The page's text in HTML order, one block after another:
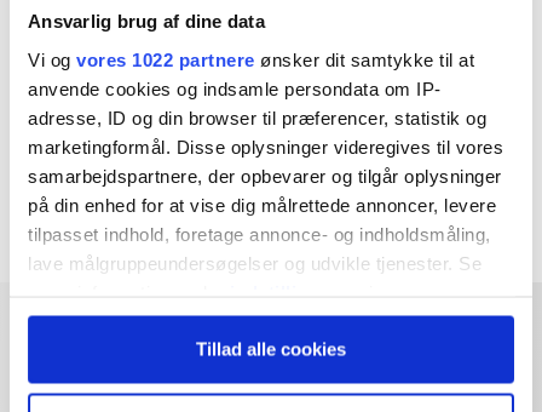
Ansvarlig brug af dine data
Vi og vores 1022 partnere ønsker dit samtykke til at
anvende cookies og indsamle persondata om IP-
adresse, ID og din browser til præferencer, statistik og
marketingformål. Disse oplysninger videregives til vores
samarbejdspartnere, der opbevarer og tilgår oplysninger
på din enhed for at vise dig målrettede annoncer, levere
tilpasset indhold, foretage annonce- og indholdsmåling,
lave målgruppeundersøgelser og udvikle tjenester. Se
persondatapolitik. Du kan altid trække dit samtykke
tilbage eller ændre indstillinger fra vores
"Cookiedeklaration", eller ved at trykke på "Privacy
Tillad alle cookies
32
5/11
Klima Rating: Store danske unoterede
34
19/11
Tax Governance Rating: Globale medicinalgiganter
35
26/11
Klima Rating: Globale medicinalgiganter
36
3/12
Normal udgivelse
37
10/12
Normal udgivelse
38
17/12 Normal udgivelse